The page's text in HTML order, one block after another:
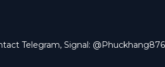
Telegram, Signal: @Phuckhang876